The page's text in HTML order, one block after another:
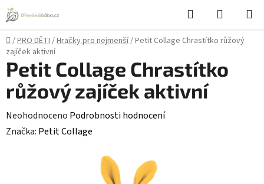
Přejít
na
obsah
Hledat
KOŠÍK
Domů
/PRO DĚTI/Hračky pro nejmenší/Petit Collage Chrastítko růžový
zajíček aktivní
Petit Collage Chrastítko
růžový zajíček aktivní
Průměrné
hodnocení
Neohodnoceno Podrobnosti hodnocení
Značka: Petit Collage